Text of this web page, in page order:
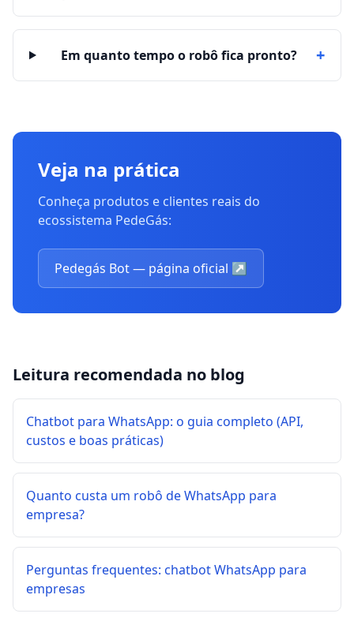
Em quanto tempo o robô fica pronto? +
Veja na prática
Conheça produtos e clientes reais do
ecossistema PedeGás:
Pedegás Bot — página oficial ↗
Leitura recomendada no blog
Chatbot para WhatsApp: o guia completo (API,
custos e boas práticas)
Quanto custa um robô de WhatsApp para
empresa?
Perguntas frequentes: chatbot WhatsApp para
empresas